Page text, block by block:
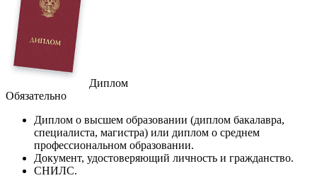
Диплом
Обязательно
Диплом о высшем образовании (диплом бакалавра,
специалиста, магистра) или диплом о среднем
профессиональном образовании.
Документ, удостоверяющий личность и гражданство.
СНИЛС.